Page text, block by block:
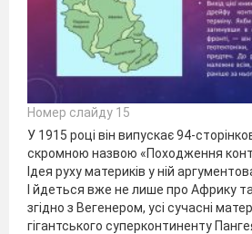
Номер слайду 15
У 1915 році він випускає 94-
скромною назвою «Походження
Ідея руху материків у ній
І йдеться вже не лише про Африку
згідно з Вегенером, усі сучасні
гігантського суперконтиненту